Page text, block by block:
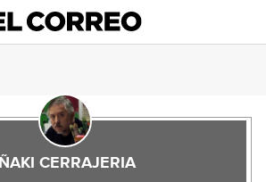
IÑAKI CERRAJERIA